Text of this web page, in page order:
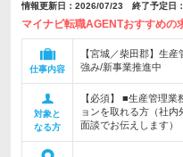
情報更新日：2026/07/23 終了予定
マイナビ転職AGENTおすすめの
仕事内容
【宮城／柴田郡】生
強み/新事業推進中
対象と
なる方
【必須】 ■生産管理
ョンを取れる方（社
面談でお伝えします）